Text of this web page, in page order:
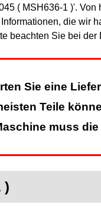
( MSH636-1 )'.
die
beachten Sie bei
Sie eine
Teile
muss die
)